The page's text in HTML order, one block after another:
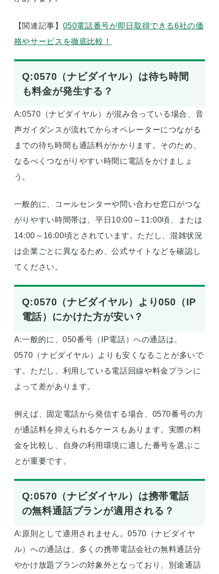
【関連記事】 050電話番号が即日取得できる6社の価
格やサービスを徹底比較！
Q:0570（ナビダイヤル）は待ち時間
も料金が発生する？
A:0570（ナビダイヤル）が混み合っている場合、音
声ガイダンスが流れてからオペレーターにつながる
までの待ち時間も通話料がかかります。そのため、
なるべくつながりやすい時間に電話をかけましょ
う。
一般的に、コールセンターや問い合わせ窓口がつな
がりやすい時間帯は、平日10:00～11:00頃、または
14:00～16:00頃とされています。ただし、混雑状況
は企業ごとに異なるため、公式サイトなどを確認し
てください。
Q:0570（ナビダイヤル）より050（IP
電話）にかけた方が安い？
A:一般的に、050番号（IP電話）への通話は、
0570（ナビダイヤル）よりも安くなることが多いで
す。ただし、利用している電話回線や料金プランに
よって差があります。
例えば、固定電話から発信する場合、0570番号の方
が通話料を抑えられるケースもあります。実際の料
金を比較し、自身の利用環境に適した番号を選ぶこ
とが重要です。
Q:0570（ナビダイヤル）は携帯電話
の無料通話プランが適用される？
A:原則として適用されません。0570（ナビダイヤ
ル）への通話は、多くの携帯電話会社の無料通話分
やかけ放題プランの対象外となっており、別途通話